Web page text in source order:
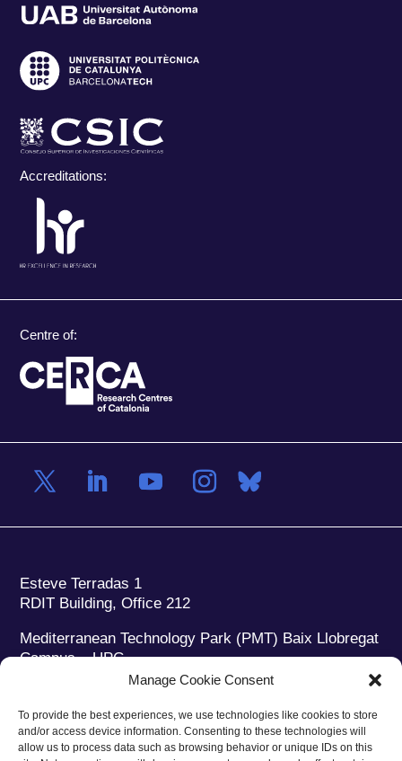
Manage Cookie Consent
To provide the best experiences, we use technologies like cookies to store
and/or access device information. Consenting to these technologies will
allow us to process data such as browsing behavior or unique IDs on this
Accreditations:
Centre of:
Esteve Terradas 1
RDIT Building, Office 212
Mediterranean Technology Park (PMT) Baix Llobregat
Campus – UPC
08860 Castelldefels (Barcelona)
Phone: +34 93 280 2088
Fax:+34 93 280 6395
E-mail:ieec@ieec.cat